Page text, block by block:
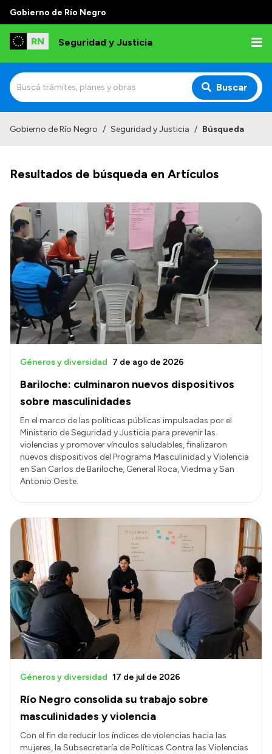
Gobierno de Río Negro
Seguridad y Justicia
Buscar
Misión
Autoridades
Delegaciones
Normativa
Transparencia
Presupuesto
Boletín Oficial
Compras y licitaciones
Consulta de pago a proveedores
Convocatorias
Intranet
Login
Gobierno de Río Negro / Seguridad y Justicia / Búsqueda
Resultados de búsqueda en Artículos
Bariloche: culminaron nuevos dispositivos
sobre masculinidades
Géneros y diversidad 7 de ago de 2026
En el marco de las políticas públicas impulsadas por el
Ministerio de Seguridad y Justicia para prevenir las
violencias y promover vínculos saludables, finalizaron
nuevos dispositivos del Programa Masculinidad y Violencia
en San Carlos de Bariloche, General Roca, Viedma y San
Antonio Oeste.
Río Negro consolida su trabajo sobre
masculinidades y violencia
Géneros y diversidad 17 de jul de 2026
Con el fin de reducir los índices de violencias hacia las
mujeres, la Subsecretaría de Políticas Contra las Violencias